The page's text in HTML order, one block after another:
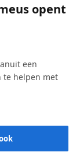
opent
een
te helpen met